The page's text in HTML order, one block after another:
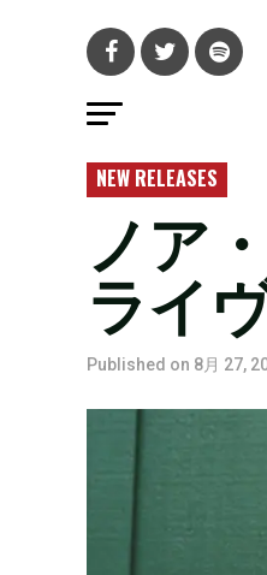
NEW RELEASES
ノア
ライ
Published on 8月 27,